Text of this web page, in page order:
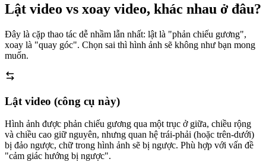
Lật video vs xoay video, khác nhau ở đâu?
Đây là cặp thao tác dễ nhầm lẫn nhất: lật là "phản chiếu gương",
xoay là "quay góc". Chọn sai thì hình ảnh sẽ không như bạn mong
muốn.
Lật video (công cụ này)
Hình ảnh được phản chiếu gương qua một trục ở giữa, chiều rộng
và chiều cao giữ nguyên, nhưng quan hệ trái-phải (hoặc trên-dưới)
bị đảo ngược, chữ trong hình ảnh sẽ bị ngược. Phù hợp với vấn đề
"cảm giác hướng bị ngược".